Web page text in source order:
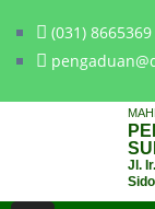
(031) 8665369
Jl.